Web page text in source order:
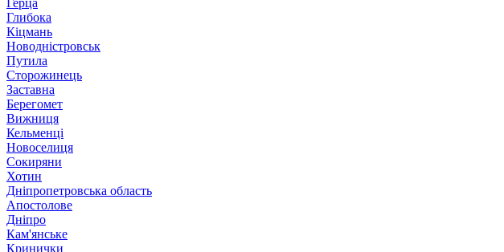
Герца
Глибока
Кіцмань
Новодністровськ
Путила
Сторожинець
Заставна
Берегомет
Вижниця
Кельменці
Новоселиця
Сокиряни
Хотин
Дніпропетровська область
Апостолове
Дніпро
Кам'янське
Кринички